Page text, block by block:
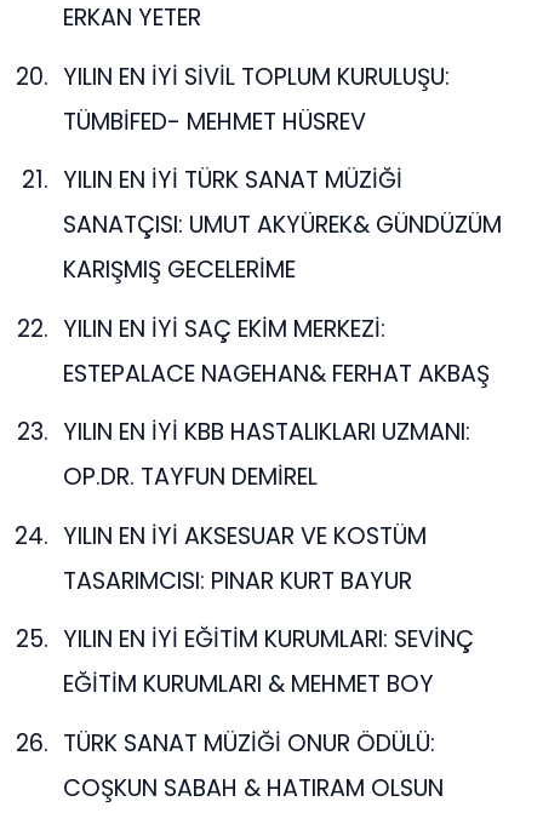
ERKAN YETER
YILIN EN İYİ SİVİL TOPLUM KURULUŞU:
TÜMBİFED- MEHMET HÜSREV
YILIN EN İYİ TÜRK SANAT MÜZİĞİ
SANATÇISI: UMUT AKYÜREK& GÜNDÜZÜM
KARIŞMIŞ GECELERİME
YILIN EN İYİ SAÇ EKİM MERKEZİ:
ESTEPALACE NAGEHAN& FERHAT AKBAŞ
YILIN EN İYİ KBB HASTALIKLARI UZMANI:
OP.DR. TAYFUN DEMİREL
YILIN EN İYİ AKSESUAR VE KOSTÜM
TASARIMCISI: PINAR KURT BAYUR
YILIN EN İYİ EĞİTİM KURUMLARI: SEVİNÇ
EĞİTİM KURUMLARI & MEHMET BOY
TÜRK SANAT MÜZİĞİ ONUR ÖDÜLÜ:
COŞKUN SABAH & HATIRAM OLSUN